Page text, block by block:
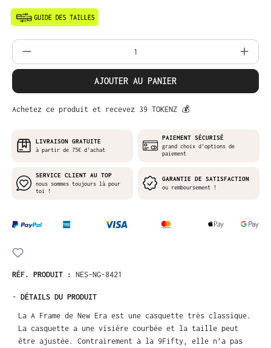
Quantité de produit : Entrez la
AJOUTER AU PANIER
Achetez ce produit et recevez 39 TOKENZ 💰
LIVRAISON GRATUITE
à partir de 75€ d'achat
PAIEMENT SÉCURISÉ
grand choix d'options de
paiement
SERVICE CLIENT AU TOP
nous sommes toujours là pour
toi !
GARANTIE DE SATISFACTION
ou remboursement !
RÉF. PRODUIT : NES-NG-8421
- DÉTAILS DU PRODUIT
La A Frame de New Era est une casquette très classique.
La casquette a une visière courbée et la taille peut
être ajustée. Contrairement à la 9Fifty, elle n’a pas